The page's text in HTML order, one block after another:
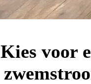
Kies voor